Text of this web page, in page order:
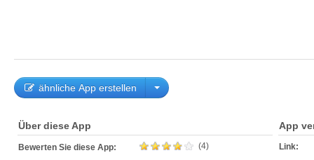
ähnliche App erstellen
Über diese App
Bewerten Sie diese App: (4)
App
Link: